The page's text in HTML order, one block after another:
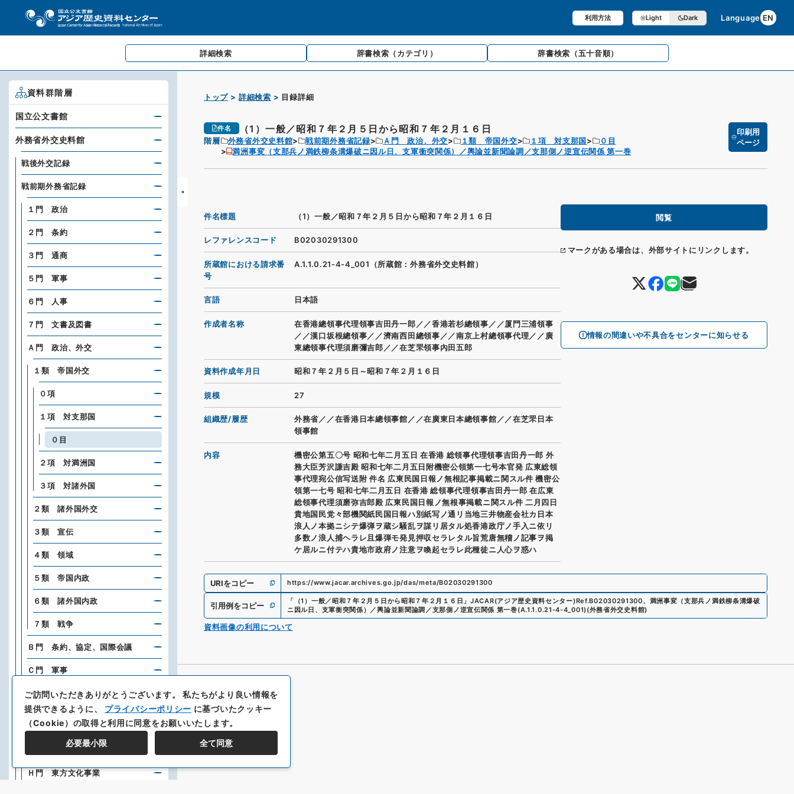
利用方法 Light Dark Language EN
詳細検索 辞書検索 （カテゴリ） 辞書検索 （五十音順）
トップ 詳細検索 目録詳細
件名 （1）一般／昭和７年２月５日から昭和７年２月１６日
階層 外務省外交史料館 戦前期外務省記録 Ａ門 政治、外交 １類 帝国外交 １項 対支那国
０目
満洲事変（支那兵ノ満鉄柳条溝爆破ニ因ル日、支軍衝突関係）／輿論並新聞論調／支那側ノ逆宣伝関係 第一巻
印刷用
ページ
閲覧
マークがある場合は、外部サイトにリンクします。
情報の間違いや不具合をセンターに知らせる
件名標題 （1）一般／昭和７年２月５日から昭和７年２月１６日
レファレンスコード B02030291300
所蔵館における請求番
号
A.1.1.0.21-4-4_001（所蔵館：外務省外交史料館）
言語 日本語
作成者名称
在香港總領事代理領事吉田丹一郎／／香港若杉總領事／／厦門三浦領事
／／漢口坂根總領事／／濟南西田總領事／／南京上村總領事代理／／廣
東總領事代理須磨彌吉郎／／在芝罘領事內田五郎
資料作成年月日 昭和７年２月５日～昭和７年２月１６日
規模 27
組織歴/履歴
外務省／／在香港日本總領事館／／在廣東日本總領事館／／在芝罘日本
領事館
内容
機密公第五〇号 昭和七年二月五日 在香港 総領事代理領事吉田丹一郎 外
務大臣芳沢謙吉殿 昭和七年二月五日附機密公領第一七号本官発 広東総領
事代理宛公信写送附 件名 広東民国日報ノ無根記事掲載ニ関スル件 機密公
領第一七号 昭和七年二月五日 在香港 総領事代理領事吉田丹一郎 在広東
総領事代理須磨弥吉郎殿 広東民国日報ノ無根事掲載ニ関スル件 二月四日
貴地国民党々部機関紙民国日報ハ別紙写ノ通リ当地三井物産会社カ日本
浪人ノ本拠ニシテ爆弾ヲ蔵シ騒乱ヲ謀リ居タル処香港政庁ノ手入ニ依リ
多数ノ浪人捕ヘラレ且爆弾モ発見押収セラレタル旨荒唐無稽ノ記事ヲ掲
ケ居ルニ付テハ貴地市政府ノ注意ヲ喚起セラレ此種徒ニ人心ヲ惑ハ
URIをコピー https://www.jacar.archives.go.jp/das/meta/B02030291300
引用例をコピー 「 （1）一般／昭和７年２月５日から昭和７年２月１６日 」 JACAR(アジア歴史資料センター)Ref.B02030291300、 満洲事変（支那兵ノ満鉄柳条溝爆破
ニ因ル日、支軍衝突関係）／輿論並新聞論調／支那側ノ逆宣伝関係 第一巻(A.1.1.0.21-4-4_001)(外務省外交史料館)
資料画像の利用について
資料群階層
国立公文書館
外務省外交史料館
戦後外交記録
戦前期外務省記録
１門 政治
２門 条約
３門 通商
５門 軍事
６門 人事
７門 文書及図書
Ａ門 政治、外交
１類 帝国外交
０項
１項 対支那国
０目
２項 対満洲国
３項 対諸外国
２類 諸外国外交
３類 宣伝
４類 領域
５類 帝国内政
６類 諸外国内政
７類 戦争
Ｂ門 条約、協定、国際会議
Ｃ門 軍事
Ｅ門 財政、経済、産業、貿易
Ｆ門 交通、通信
Ｇ門 都市、港湾、土木、建築、
土地、建物
Ｈ門 東方文化事業
ご訪問いただきありがとうございます。私たちがより良い情報を
提供できるように、 プライバシーポリシー に基づいたクッキー
（Cookie）の取得と利用に同意をお願いいたします。
必要最小限 全て同意